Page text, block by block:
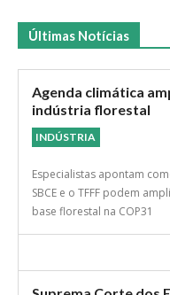
Últimas Notícias
Agenda climática
indústria florestal
INDÚSTRIA
Especialistas apontam
SBCE e o TFFF podem
base florestal na COP31